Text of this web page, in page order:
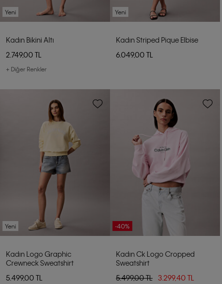
Yeni
Kadın Bikini Altı
2.749,00 TL
+ Diğer Renkler
Yeni
Kadın Striped Pique Elbise
6.049,00 TL
Yeni
Kadın Logo Graphic
Crewneck Sweatshirt
5.499,00 TL
-40%
Kadın Ck Logo Cropped
Sweatshirt
5.499,00 TL
3.299,40 TL